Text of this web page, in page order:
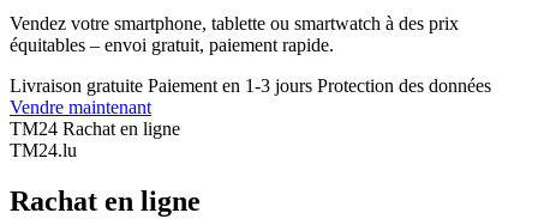
Vendez votre smartphone, tablette ou smartwatch à des prix
équitables – envoi gratuit, paiement rapide.
Livraison gratuite Paiement en 1-3 jours Protection des données
Vendre maintenant
TM24 Rachat en ligne
TM24.lu
Rachat en ligne